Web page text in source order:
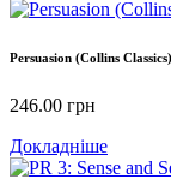
Persuasion (Collins Classics)
246.00 грн
Докладніше